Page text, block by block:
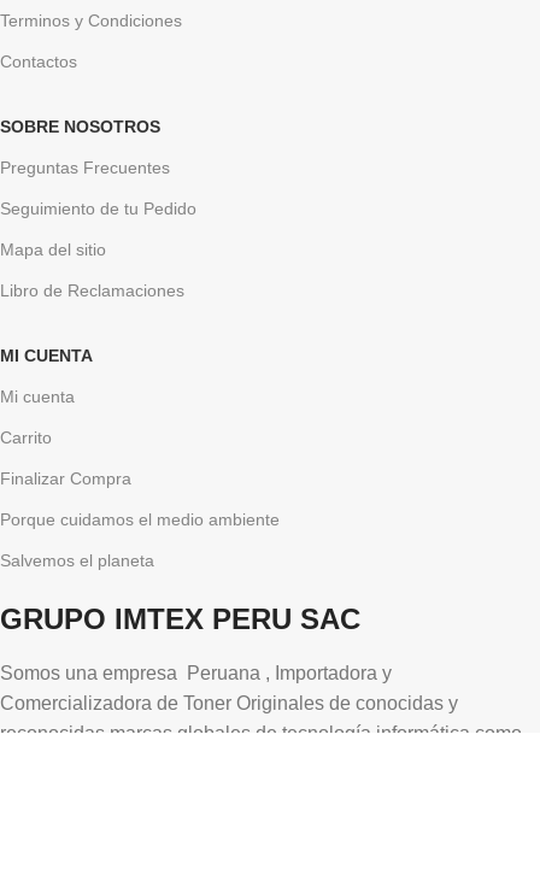
Terminos y Condiciones
Contactos
SOBRE NOSOTROS
Preguntas Frecuentes
Seguimiento de tu Pedido
Mapa del sitio
Libro de Reclamaciones
MI CUENTA
Mi cuenta
Carrito
Finalizar Compra
Porque cuidamos el medio ambiente
Salvemos el planeta
GRUPO IMTEX PERU SAC
Somos una empresa Peruana , Importadora y
Comercializadora de Toner Originales de conocidas y
reconocidas marcas globales de tecnología informática como